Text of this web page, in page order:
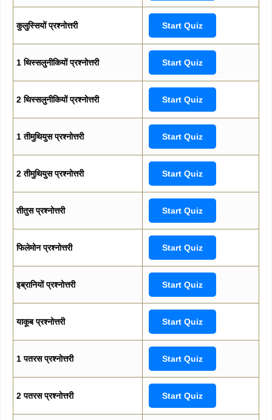
कुलुस्सियों प्रश्नोत्तरी Start Quiz
1 थिस्सलुनीकियों प्रश्नोत्तरी Start Quiz
2 थिस्सलुनीकियों प्रश्नोत्तरी Start Quiz
1 तीमुथियुस प्रश्नोत्तरी Start Quiz
2 तीमुथियुस प्रश्नोत्तरी Start Quiz
तीतुस प्रश्नोत्तरी Start Quiz
फिलेमोन प्रश्नोत्तरी Start Quiz
इब्रानियों प्रश्नोत्तरी Start Quiz
याकूब प्रश्नोत्तरी Start Quiz
1 पतरस प्रश्नोत्तरी Start Quiz
2 पतरस प्रश्नोत्तरी Start Quiz